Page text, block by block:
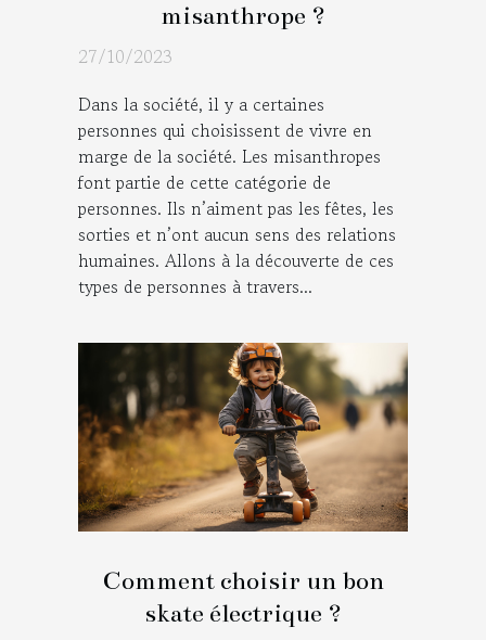
misanthrope ?
27/10/2023
Dans la société, il y a certaines
personnes qui choisissent de vivre en
marge de la société. Les misanthropes
font partie de cette catégorie de
personnes. Ils n’aiment pas les fêtes, les
sorties et n’ont aucun sens des relations
humaines. Allons à la découverte de ces
types de personnes à travers...
Comment choisir un bon
skate électrique ?